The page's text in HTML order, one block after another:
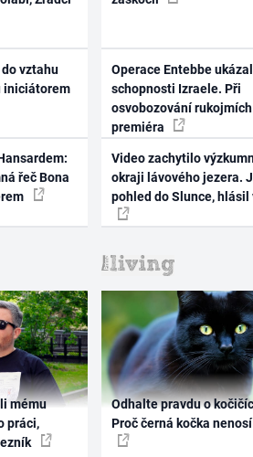
vztahu
iniciátorem
řeč Bona
Operace Entebbe
schopnosti Izraele. Při
osvobozování
premiéra
Video zachytilo
okraji lávového jezera.
pohled do Slunce, hlásil
mému
práci,
Odhalte pravdu o
Proč černá kočka